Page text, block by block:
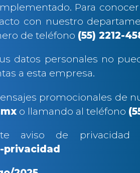
Para
con nuestro
de teléfono (55) 2212-
datos personales no
a esta empresa.
promocionales de
o llamando al teléfono
aviso de
privacidad